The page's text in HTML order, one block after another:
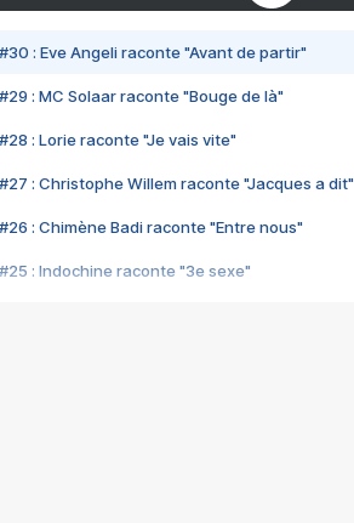
#30 : Eve Angeli raconte "Avant de partir"
#29 : MC Solaar raconte "Bouge de là"
#28 : Lorie raconte "Je vais vite"
#27 : Christophe Willem raconte "Jacques a dit"
#26 : Chimène Badi raconte "Entre nous"
#25 : Indochine raconte "3e sexe"